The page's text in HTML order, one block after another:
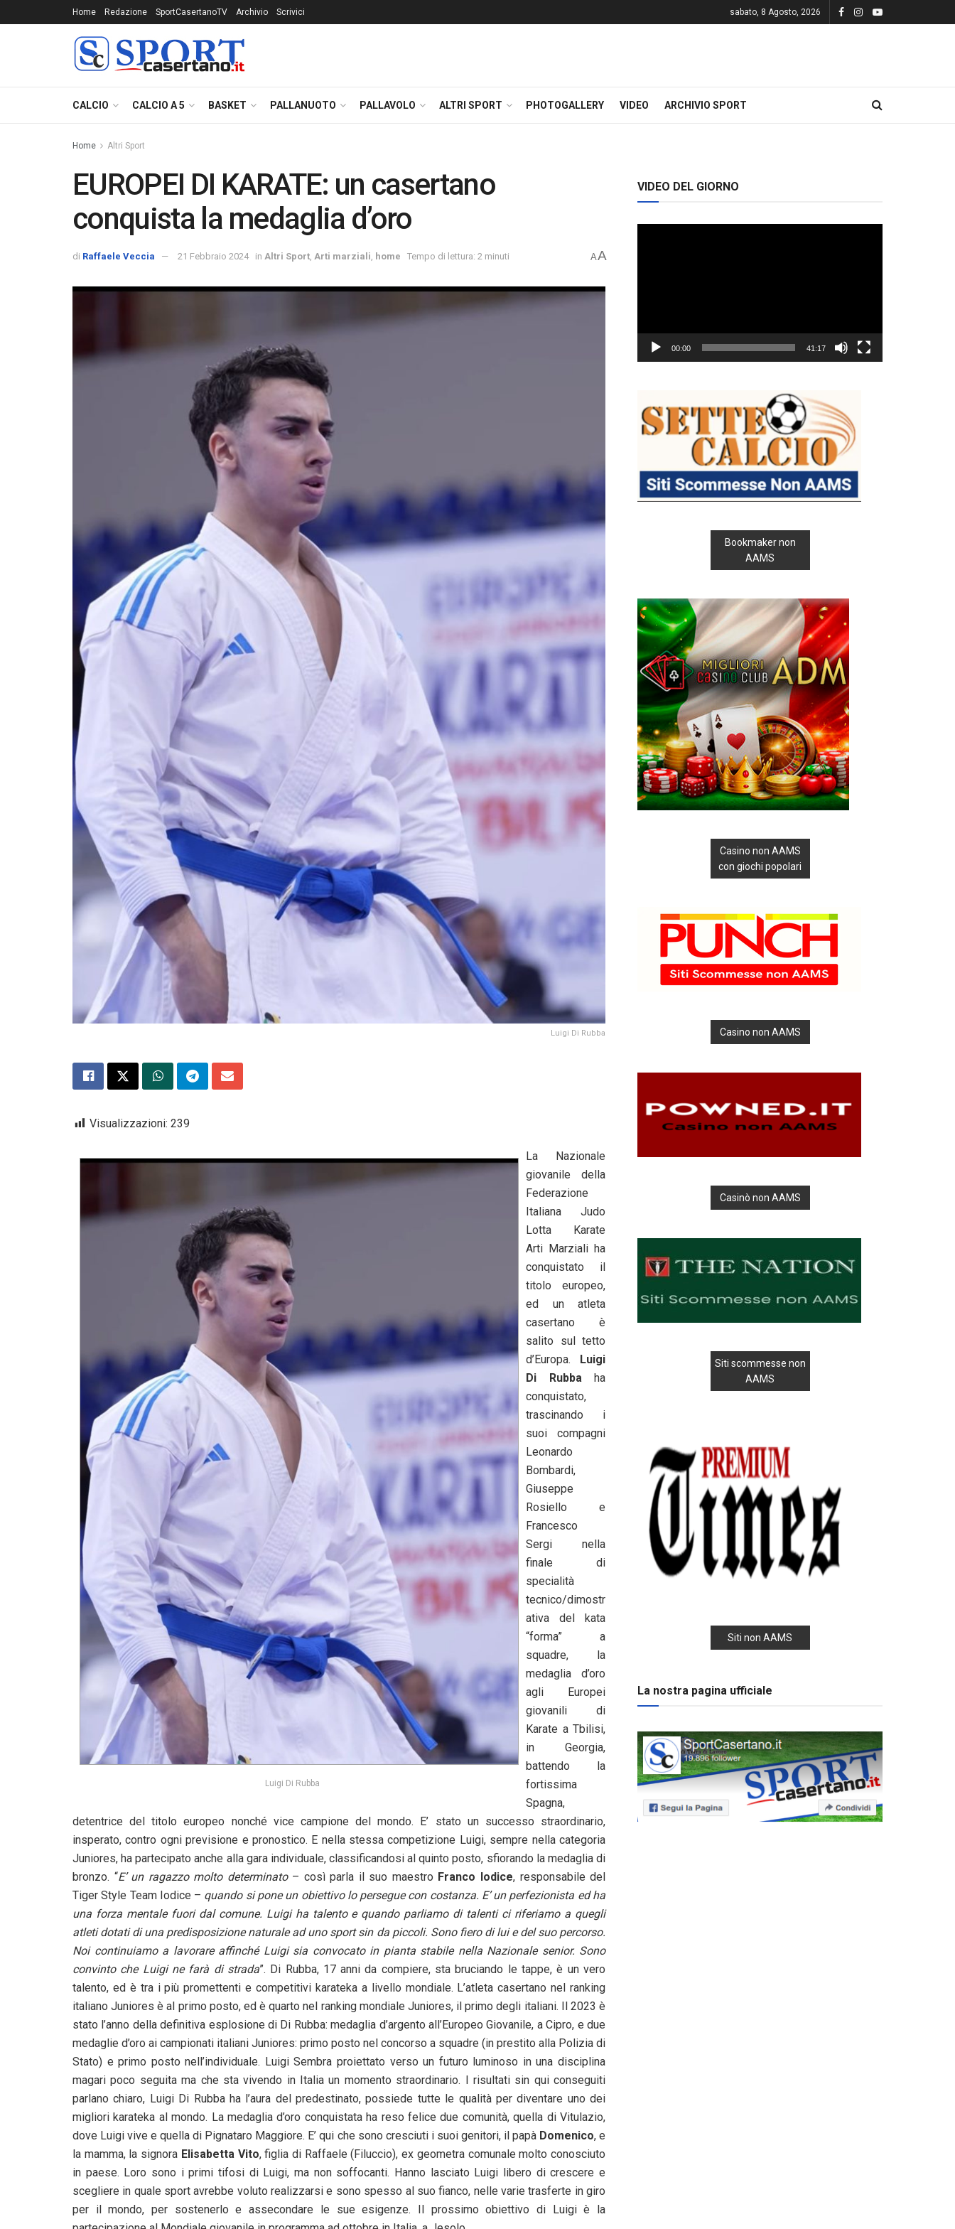
Home Redazione SportCasertanoTV Archivio Scrivici sabato, 8 Agosto, 2026
CALCIO CALCIO A 5 BASKET PALLANUOTO PALLAVOLO ALTRI SPORT PHOTOGALLERY VIDEO ARCHIVIO SPORT
Home Altri Sport
EUROPEI DI KARATE: un casertano
conquista la medaglia d’oro
di Raffaele Veccia 21 Febbraio 2024 in Altri Sport Arti marziali home Tempo di lettura: 2 minuti AA
Luigi Di Rubba
Visualizzazioni: 239
Luigi Di Rubba
La Nazionale
giovanile della
Federazione
Italiana Judo
Lotta Karate
Arti Marziali ha
conquistato il
titolo europeo,
ed un atleta
casertano è
salito sul tetto
d’Europa. Luigi
Di Rubba ha
conquistato,
trascinando i
suoi compagni
Leonardo
Bombardi,
Giuseppe
Rosiello e
Francesco
Sergi nella
finale di
specialità
tecnico/dimostr
ativa del kata
“forma” a
squadre, la
medaglia d’oro
agli Europei
giovanili di
Karate a Tbilisi,
in Georgia,
battendo la
fortissima
Spagna,
detentrice del titolo europeo nonché vice campione del mondo. E’ stato un successo straordinario,
insperato, contro ogni previsione e pronostico. E nella stessa competizione Luigi, sempre nella categoria
Juniores, ha partecipato anche alla gara individuale, classificandosi al quinto posto, sfiorando la medaglia di
bronzo. “E’ un ragazzo molto determinato– così parla il suo maestro Franco Iodice, responsabile del
Tiger Style Team Iodice – quando si pone un obiettivo lo persegue con costanza. E’ un perfezionista ed ha
una forza mentale fuori dal comune. Luigi ha talento e quando parliamo di talenti ci riferiamo a quegli
atleti dotati di una predisposizione naturale ad uno sport sin da piccoli. Sono fiero di lui e del suo percorso.
Noi continuiamo a lavorare affinché Luigi sia convocato in pianta stabile nella Nazionale senior. Sono
convinto che Luigi ne farà di strada”. Di Rubba, 17 anni da compiere, sta bruciando le tappe, è un vero
talento, ed è tra i più promettenti e competitivi karateka a livello mondiale. L’atleta casertano nel ranking
italiano Juniores è al primo posto, ed è quarto nel ranking mondiale Juniores, il primo degli italiani. Il 2023 è
stato l’anno della definitiva esplosione di Di Rubba: medaglia d’argento all’Europeo Giovanile, a Cipro, e due
medaglie d’oro ai campionati italiani Juniores: primo posto nel concorso a squadre (in prestito alla Polizia di
Stato) e primo posto nell’individuale. Luigi Sembra proiettato verso un futuro luminoso in una disciplina
magari poco seguita ma che sta vivendo in Italia un momento straordinario. I risultati sin qui conseguiti
parlano chiaro, Luigi Di Rubba ha l’aura del predestinato, possiede tutte le qualità per diventare uno dei
migliori karateka al mondo. La medaglia d’oro conquistata ha reso felice due comunità, quella di Vitulazio,
dove Luigi vive e quella di Pignataro Maggiore. E’ qui che sono cresciuti i suoi genitori, il papà Domenico, e
la mamma, la signora Elisabetta Vito, figlia di Raffaele (Filuccio), ex geometra comunale molto conosciuto
in paese. Loro sono i primi tifosi di Luigi, ma non soffocanti. Hanno lasciato Luigi libero di crescere e
scegliere in quale sport avrebbe voluto realizzarsi e sono spesso al suo fianco, nelle varie trasferte in giro
per il mondo, per sostenerlo e assecondare le sue esigenze. Il prossimo obiettivo di Luigi è la
VIDEO DEL GIORNO
00:00 41:17
Bookmaker non
AAMS
Casino non AAMS
con giochi popolari
Casino non AAMS
Casinò non AAMS
Siti scommesse non
AAMS
Siti non AAMS
La nostra pagina ufficiale